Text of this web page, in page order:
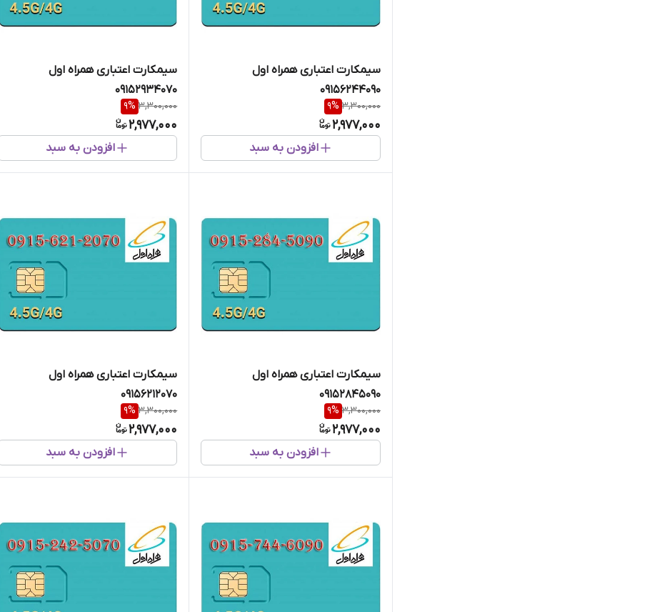
سیمکارت اعتباری همراه اول
09156244090
3,300,000
9%
2,977,000
افزودن به سبد
سیمکارت اعتباری همراه اول
09152934070
3,300,000
9%
2,977,000
افزودن به سبد
سیمکارت اعتباری همراه اول
09152845090
3,300,000
9%
2,977,000
افزودن به سبد
سیمکارت اعتباری همراه اول
09156212070
3,300,000
9%
2,977,000
افزودن به سبد